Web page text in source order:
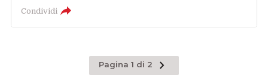
Condividi
Pagina 1 di 2
Pagina
successiva